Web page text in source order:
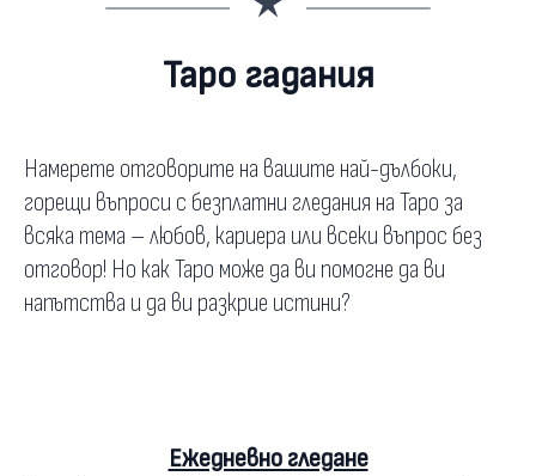
Таро гадания
Намерете отговорите на вашите най-дълбоки,
горещи въпроси с безплатни гледания на Таро за
всяка тема – любов, кариера или всеки въпрос без
отговор! Но как Таро може да ви помогне да ви
напътства и да ви разкрие истини?
Ежедневно гледане